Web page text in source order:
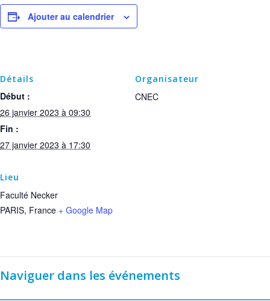
Ajouter au calendrier
Détails
Début :
26 janvier 2023 à 09:30
Fin :
27 janvier 2023 à 17:30
Lieu
Faculté Necker
PARIS, France + Google Map
Organisateur
CNEC
Naviguer dans les événements